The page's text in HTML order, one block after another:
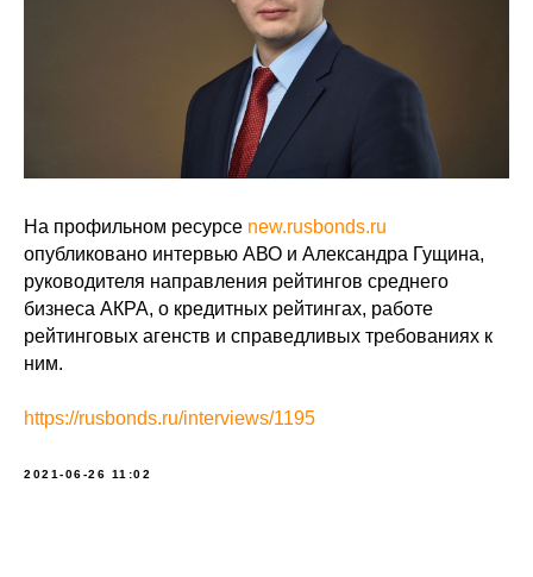
На профильном ресурсе new.rusbonds.ru
опубликовано интервью АВО и Александра Гущина,
руководителя направления рейтингов среднего
бизнеса АКРА, о кредитных рейтингах, работе
рейтинговых агенств и справедливых требованиях к
ним.
https://rusbonds.ru/interviews/1195
2021-06-26 11:02